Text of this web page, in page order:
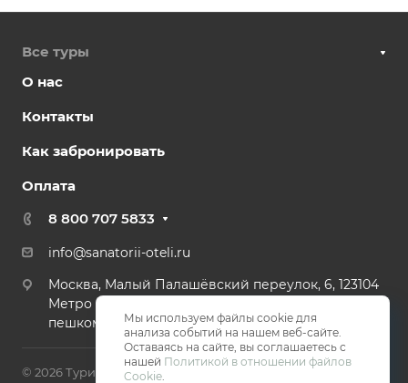
Все туры
О нас
Контакты
Как забронировать
Оплата
8 800 707 5833
info@sanatorii-oteli.ru
Москва, Малый Палашёвский переулок, 6, 123104
Метро Пушкинская, Тверская, Чеховская - 2 мин
пешком.
© 2026 Туристическая компания Санатории и Отели
Мы используем файлы cookie для
анализа событий на нашем веб-сайте.
Оставаясь на сайте, вы соглашаетесь с
нашей Политикой в отношении файлов
Cookie.